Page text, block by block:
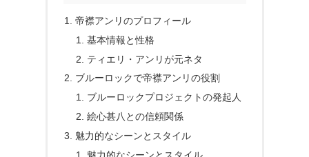
帝襟アンリのプロフィール
基本情報と性格
ティエリ・アンリが元ネタ
ブルーロックで帝襟アンリの役割
ブルーロックプロジェクトの発起人
絵心甚八との信頼関係
魅力的なシーンとスタイル